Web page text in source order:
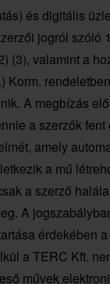
és digitális
jogról szóló
(3), valamint a
Korm.
A megbízás
a szerzők fent
amely
a mű
a szerző
A
érdekében
a TERC Kft.
művek